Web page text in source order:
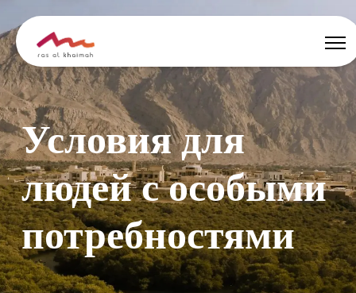
Ұсыныстар
Шабыт алыңыз
Қайда тұруға
Не істеу керек
Саяхатыңды жоспарла
Условия для
людей с особыми
потребностями